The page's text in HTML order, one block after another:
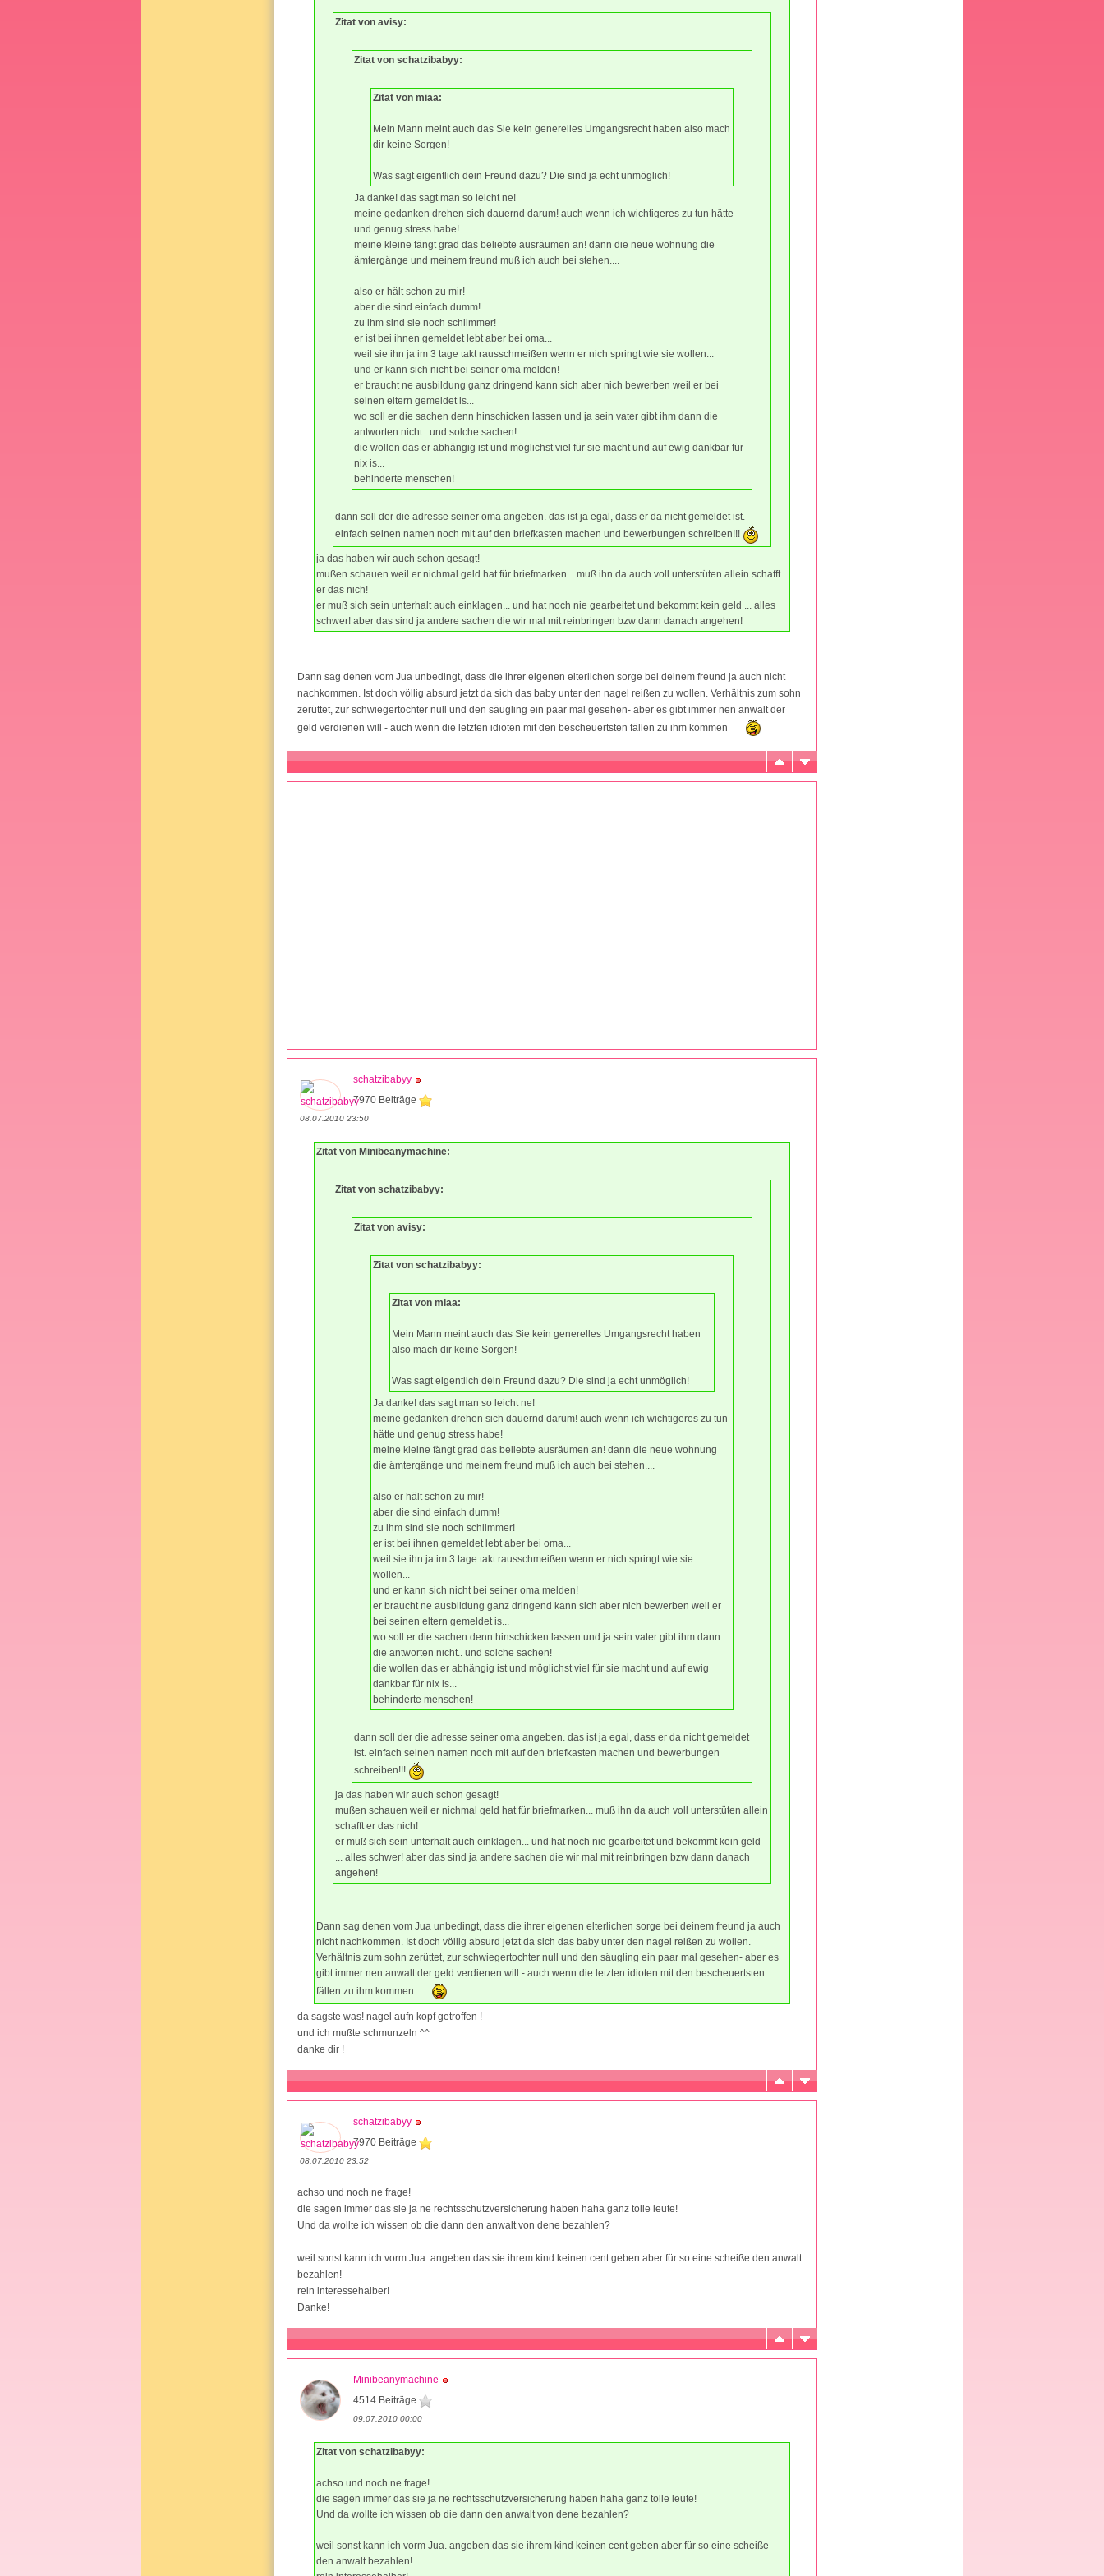
Zitat von avisy:
Zitat von schatzibabyy:
Zitat von miaa:
Mein Mann meint auch das Sie kein generelles Umgangsrecht haben also mach
dir keine Sorgen!
Was sagt eigentlich dein Freund dazu? Die sind ja echt unmöglich!
Ja danke! das sagt man so leicht ne!
meine gedanken drehen sich dauernd darum! auch wenn ich wichtigeres zu tun hätte
und genug stress habe!
meine kleine fängt grad das beliebte ausräumen an! dann die neue wohnung die
ämtergänge und meinem freund muß ich auch bei stehen....
also er hält schon zu mir!
aber die sind einfach dumm!
zu ihm sind sie noch schlimmer!
er ist bei ihnen gemeldet lebt aber bei oma...
weil sie ihn ja im 3 tage takt rausschmeißen wenn er nich springt wie sie wollen...
und er kann sich nicht bei seiner oma melden!
er braucht ne ausbildung ganz dringend kann sich aber nich bewerben weil er bei
seinen eltern gemeldet is...
wo soll er die sachen denn hinschicken lassen und ja sein vater gibt ihm dann die
antworten nicht.. und solche sachen!
die wollen das er abhängig ist und möglichst viel für sie macht und auf ewig dankbar für
nix is...
behinderte menschen!
dann soll der die adresse seiner oma angeben. das ist ja egal, dass er da nicht gemeldet ist.
einfach seinen namen noch mit auf den briefkasten machen und bewerbungen schreiben!!!
ja das haben wir auch schon gesagt!
mußen schauen weil er nichmal geld hat für briefmarken... muß ihn da auch voll unterstüten allein schafft
er das nich!
er muß sich sein unterhalt auch einklagen... und hat noch nie gearbeitet und bekommt kein geld ... alles
schwer! aber das sind ja andere sachen die wir mal mit reinbringen bzw dann danach angehen!
Dann sag denen vom Jua unbedingt, dass die ihrer eigenen elterlichen sorge bei deinem freund ja auch nicht
nachkommen. Ist doch völlig absurd jetzt da sich das baby unter den nagel reißen zu wollen. Verhältnis zum sohn
zerüttet, zur schwiegertochter null und den säugling ein paar mal gesehen- aber es gibt immer nen anwalt der
geld verdienen will - auch wenn die letzten idioten mit den bescheuertsten fällen zu ihm kommen
schatzibabyy
7970 Beiträge
08.07.2010 23:50
Zitat von Minibeanymachine:
Zitat von schatzibabyy:
Zitat von avisy:
Zitat von schatzibabyy:
Zitat von miaa:
Mein Mann meint auch das Sie kein generelles Umgangsrecht haben
also mach dir keine Sorgen!
Was sagt eigentlich dein Freund dazu? Die sind ja echt unmöglich!
Ja danke! das sagt man so leicht ne!
meine gedanken drehen sich dauernd darum! auch wenn ich wichtigeres zu tun
hätte und genug stress habe!
meine kleine fängt grad das beliebte ausräumen an! dann die neue wohnung
die ämtergänge und meinem freund muß ich auch bei stehen....
also er hält schon zu mir!
aber die sind einfach dumm!
zu ihm sind sie noch schlimmer!
er ist bei ihnen gemeldet lebt aber bei oma...
weil sie ihn ja im 3 tage takt rausschmeißen wenn er nich springt wie sie
wollen...
und er kann sich nicht bei seiner oma melden!
er braucht ne ausbildung ganz dringend kann sich aber nich bewerben weil er
bei seinen eltern gemeldet is...
wo soll er die sachen denn hinschicken lassen und ja sein vater gibt ihm dann
die antworten nicht.. und solche sachen!
die wollen das er abhängig ist und möglichst viel für sie macht und auf ewig
dankbar für nix is...
behinderte menschen!
dann soll der die adresse seiner oma angeben. das ist ja egal, dass er da nicht gemeldet
ist. einfach seinen namen noch mit auf den briefkasten machen und bewerbungen
schreiben!!!
ja das haben wir auch schon gesagt!
mußen schauen weil er nichmal geld hat für briefmarken... muß ihn da auch voll unterstüten allein
schafft er das nich!
er muß sich sein unterhalt auch einklagen... und hat noch nie gearbeitet und bekommt kein geld
... alles schwer! aber das sind ja andere sachen die wir mal mit reinbringen bzw dann danach
angehen!
Dann sag denen vom Jua unbedingt, dass die ihrer eigenen elterlichen sorge bei deinem freund ja auch
nicht nachkommen. Ist doch völlig absurd jetzt da sich das baby unter den nagel reißen zu wollen.
Verhältnis zum sohn zerüttet, zur schwiegertochter null und den säugling ein paar mal gesehen- aber es
gibt immer nen anwalt der geld verdienen will - auch wenn die letzten idioten mit den bescheuertsten
fällen zu ihm kommen
da sagste was! nagel aufn kopf getroffen !
und ich mußte schmunzeln ^^
danke dir !
schatzibabyy
7970 Beiträge
08.07.2010 23:52
achso und noch ne frage!
die sagen immer das sie ja ne rechtsschutzversicherung haben haha ganz tolle leute!
Und da wollte ich wissen ob die dann den anwalt von dene bezahlen?
weil sonst kann ich vorm Jua. angeben das sie ihrem kind keinen cent geben aber für so eine scheiße den anwalt
bezahlen!
rein interessehalber!
Danke!
Minibeanymachine
4514 Beiträge
09.07.2010 00:00
Zitat von schatzibabyy:
achso und noch ne frage!
die sagen immer das sie ja ne rechtsschutzversicherung haben haha ganz tolle leute!
Und da wollte ich wissen ob die dann den anwalt von dene bezahlen?
weil sonst kann ich vorm Jua. angeben das sie ihrem kind keinen cent geben aber für so eine scheiße
den anwalt bezahlen!